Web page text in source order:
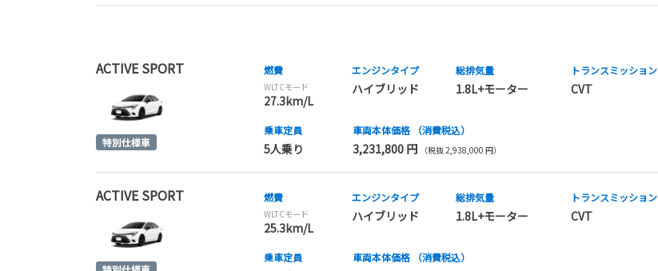
ACTIVE SPORT 燃費
WLTCモード
27.3km/L
エンジンタイプ
ハイブリッド
総排気量
1.8L+モーター
トランスミッション
CVT
乗車定員
5人乗り
車両本体価格 （消費税込）
3,231,800 円 （税抜 2,938,000 円）
ACTIVE SPORT 燃費
WLTCモード
25.3km/L
エンジンタイプ
ハイブリッド
総排気量
1.8L+モーター
トランスミッション
CVT
乗車定員 車両本体価格 （消費税込）